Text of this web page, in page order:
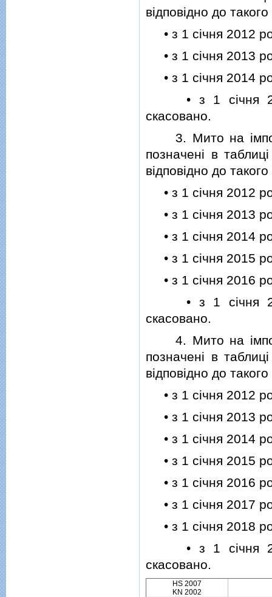
вiдповiдно до
• з 1 сiчня 2012
• з 1 сiчня 2013
• з 1 сiчня 2014
• з 1 сiчня
скасовано.
3. Мито на iмпорт
позначенi в
вiдповiдно до
• з 1 сiчня 2012
• з 1 сiчня 2013
• з 1 сiчня 2014
• з 1 сiчня 2015
• з 1 сiчня 2016
• з 1 сiчня
скасовано.
4. Мито на iмпорт
позначенi в
вiдповiдно до
• з 1 сiчня 2012
• з 1 сiчня 2013
• з 1 сiчня 2014
• з 1 сiчня 2015
• з 1 сiчня 2016
• з 1 сiчня 2017
• з 1 сiчня 2018
• з 1 сiчня
скасовано.
HS 2007
KN 2002